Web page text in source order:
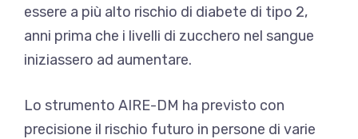
essere a più alto rischio di diabete di tipo 2,
anni prima che i livelli di zucchero nel sangue
iniziassero ad aumentare.
Lo strumento AIRE-DM ha previsto con
precisione il rischio futuro in persone di varie